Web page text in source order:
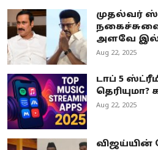
முதல்வர்
அளவே
Aug 22, 2025
டாப் 5
Aug 22, 2025
விஜய்யின்